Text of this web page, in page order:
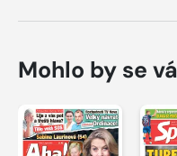
Mohlo by se